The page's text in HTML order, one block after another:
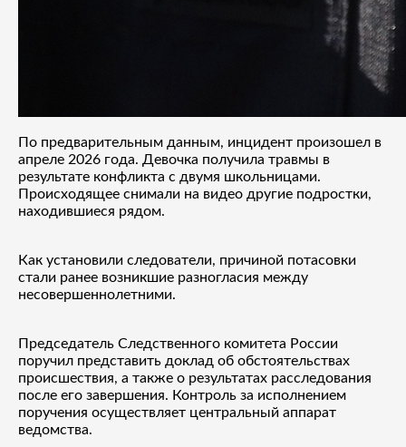
По предварительным данным, инцидент произошел в
апреле 2026 года. Девочка получила травмы в
результате конфликта с двумя школьницами.
Происходящее снимали на видео другие подростки,
находившиеся рядом.
Как установили следователи, причиной потасовки
стали ранее возникшие разногласия между
несовершеннолетними.
Председатель Следственного комитета России
поручил представить доклад об обстоятельствах
происшествия, а также о результатах расследования
после его завершения. Контроль за исполнением
поручения осуществляет центральный аппарат
ведомства.